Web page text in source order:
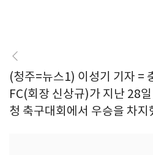
(청주=뉴스1) 이성기 기자 =
FC(회장 신상규)가 지난 28
청 축구대회에서 우승을 차